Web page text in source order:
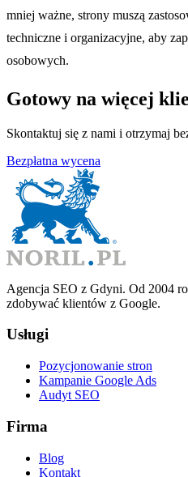
mniej ważne, strony muszą
techniczne i organizacyjne, aby
osobowych.
Gotowy na więcej
Skontaktuj się z nami i otrzymaj
Bezpłatna wycena
Agencja SEO z Gdyni. Od 2004
zdobywać klientów z Google.
Usługi
Pozycjonowanie stron
Kampanie Google Ads
Audyt SEO
Firma
Blog
Kontakt